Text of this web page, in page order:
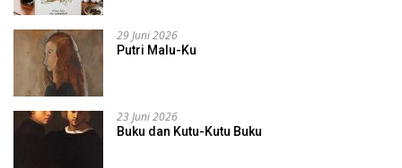
29 Juni 2026
Putri Malu-Ku
23 Juni 2026
Buku dan Kutu-Kutu Buku